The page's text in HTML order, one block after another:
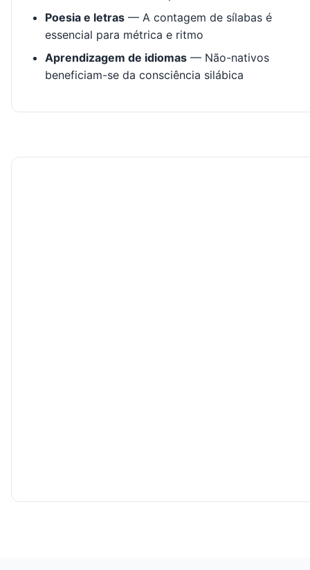
Poesia e letras — A contagem de sílabas é
essencial para métrica e ritmo
Aprendizagem de idiomas — Não-nativos
beneficiam-se da consciência silábica